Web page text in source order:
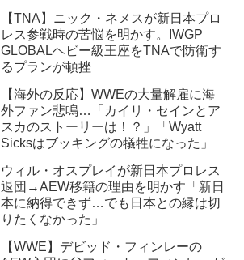
【TNA】ニック・ネメスが新日本プロ
レス参戦時の苦悩を明かす。IWGP
GLOBALヘビー級王座をTNAで防衛す
るプランが頓挫
【海外の反応】WWEの大量解雇に海
外ファン悲鳴…「カイリ・セインとア
スカのストーリーは！？」「Wyatt
Sicksはブッキングの犠牲になった」
ウィル・オスプレイが新日本プロレス
退団→AEW移籍の理由を明かす「新日
本に納得できず…でも日本との縁は切
りたくなかった」
【WWE】デビッド・フィンレーの